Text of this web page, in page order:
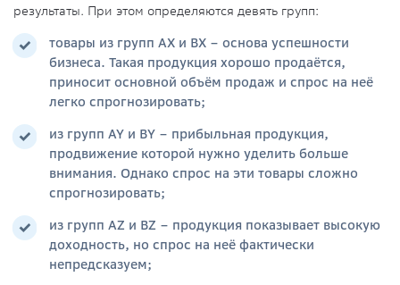
результаты. При этом определяются девять групп:
товары из групп АХ и ВХ – основа успешности
бизнеса. Такая продукция хорошо продаётся,
приносит основной объём продаж и спрос на неё
легко спрогнозировать;
из групп AY и BY – прибыльная продукция,
продвижение которой нужно уделить больше
внимания. Однако спрос на эти товары сложно
спрогнозировать;
из групп AZ и BZ – продукция показывает высокую
доходность, но спрос на неё фактически
непредсказуем;